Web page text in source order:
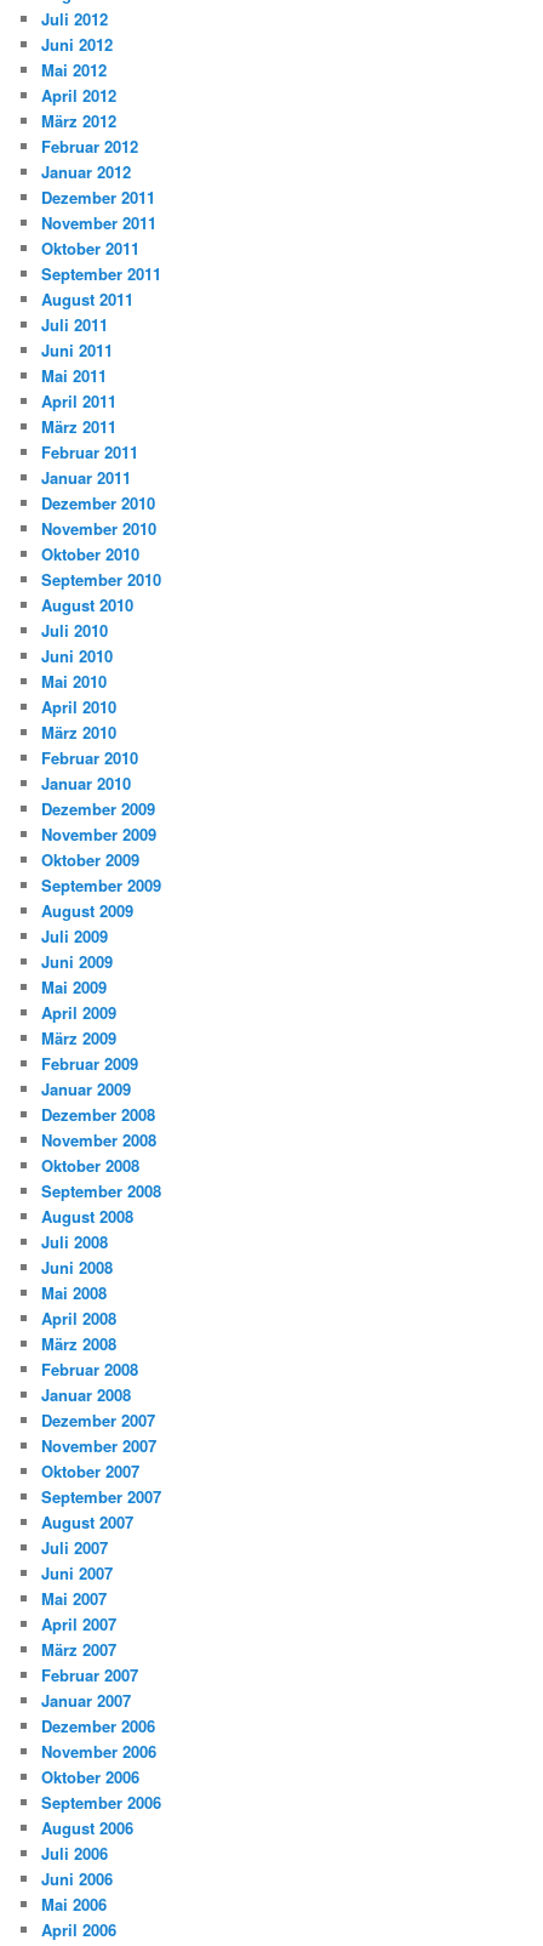
Juli 2012
Juni 2012
Mai 2012
April 2012
März 2012
Februar 2012
Januar 2012
Dezember 2011
November 2011
Oktober 2011
September 2011
August 2011
Juli 2011
Juni 2011
Mai 2011
April 2011
März 2011
Februar 2011
Januar 2011
Dezember 2010
November 2010
Oktober 2010
September 2010
August 2010
Juli 2010
Juni 2010
Mai 2010
April 2010
März 2010
Februar 2010
Januar 2010
Dezember 2009
November 2009
Oktober 2009
September 2009
August 2009
Juli 2009
Juni 2009
Mai 2009
April 2009
März 2009
Februar 2009
Januar 2009
Dezember 2008
November 2008
Oktober 2008
September 2008
August 2008
Juli 2008
Juni 2008
Mai 2008
April 2008
März 2008
Februar 2008
Januar 2008
Dezember 2007
November 2007
Oktober 2007
September 2007
August 2007
Juli 2007
Juni 2007
Mai 2007
April 2007
März 2007
Februar 2007
Januar 2007
Dezember 2006
November 2006
Oktober 2006
September 2006
August 2006
Juli 2006
Juni 2006
Mai 2006
April 2006